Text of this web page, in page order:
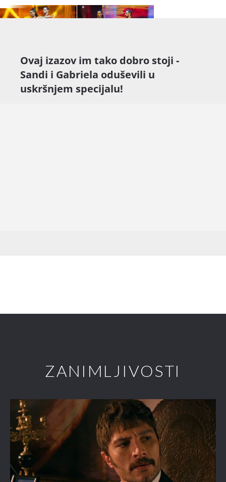
Ovaj izazov im tako dobro stoji -
Sandi i Gabriela oduševili u
uskršnjem specijalu!
ZANIMLJIVOSTI